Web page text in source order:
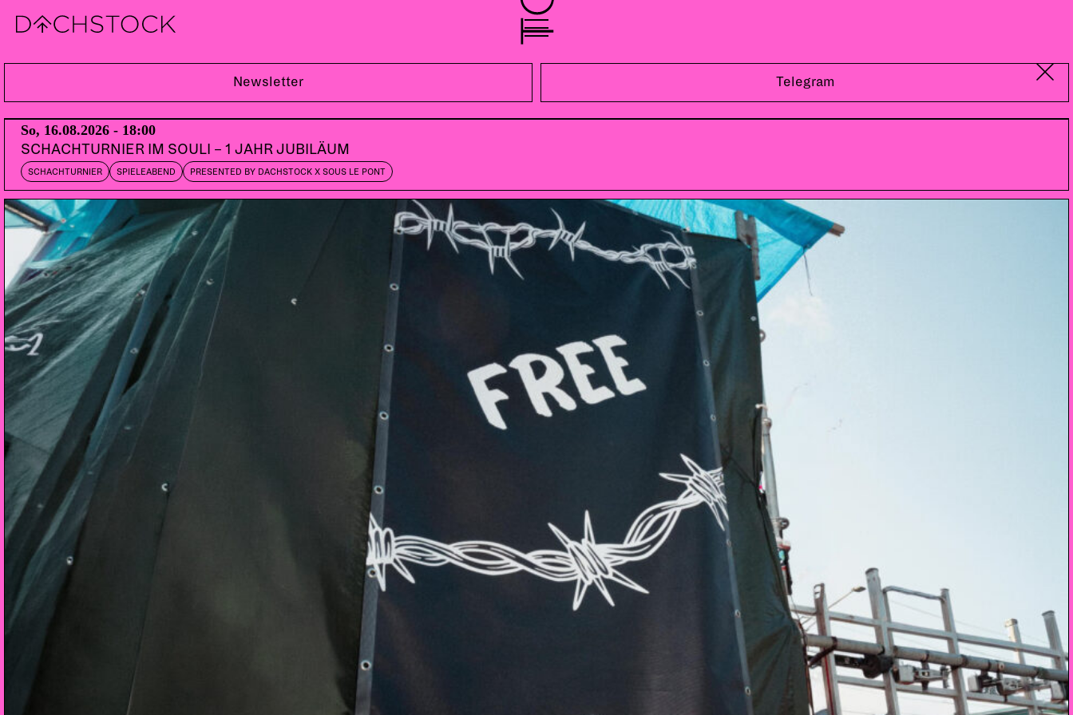
Newsletter Telegram
So, 16.08.2026 - 18:00
SCHACHTURNIER IM SOULI – 1 JAHR JUBILÄUM
SCHACHTURNIER SPIELEABEND PRESENTED BY DACHSTOCK X SOUS LE PONT